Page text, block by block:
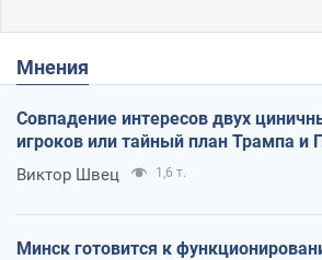
Мнения
Совпадение интересов двух
игроков или тайный план Трампа и
Виктор Швец 1,6 т.
Минск готовится к